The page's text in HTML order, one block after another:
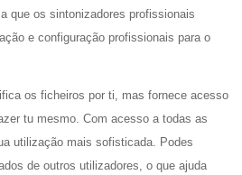
que os sintonizadores profissionais
e configuração profissionais para o
os ficheiros por ti, mas fornece acesso
tu mesmo. Com acesso a todas as
utilização mais sofisticada. Podes
de outros utilizadores, o que ajuda